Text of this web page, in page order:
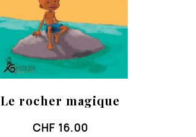
Le rocher magique
CHF 16.00